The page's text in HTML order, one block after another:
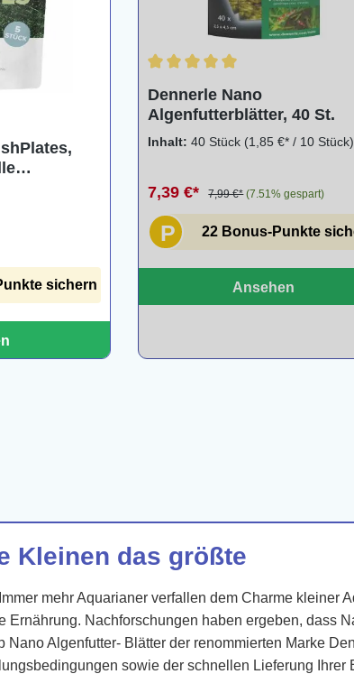
sichern
Dennerle Nano
Algenfutterblätter, 40 St.
Inhalt:40 Stück (1,85 €* / 10 Stück)
7,39 €* 7,99 €* (7.51% gespart)
P 22 Bonus-Punkte
Ansehen
Kleinen das größte
mehr Aquarianer verfallen dem Charme kleiner
Nachforschungen haben ergeben, dass
Algenfutter- Blätter der renommierten Marke
sowie der schnellen Lieferung Ihrer